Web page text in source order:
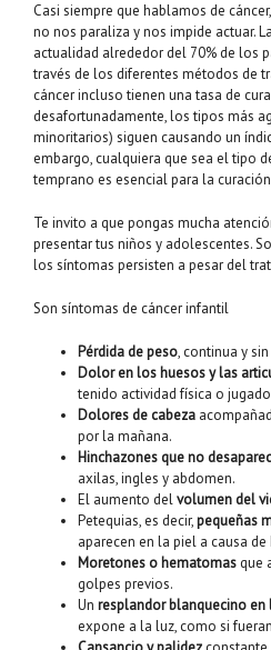
Casi siempre que hablamos de
no nos paraliza y nos impide actuar.
actualidad alrededor del 70% de los
través de los diferentes métodos de
cáncer incluso tienen una tasa de
desafortunadamente, los tipos más
minoritarios) siguen causando un
embargo, cualquiera que sea el tipo
temprano es esencial para la
Te invito a que pongas mucha
presentar tus niños y adolescentes.
los síntomas persisten a pesar del
Son síntomas de cáncer infantil
Pérdida de peso, continua y
Dolor en los huesos y las
tenido actividad física o
Dolores de cabeza
por la mañana.
Hinchazones que no
axilas, ingles y abdomen.
El aumento delvolumen del
Petequias, es decir,pequeñas
aparecen en la piel a causa
Moretones o hematomas que
golpes previos.
Un resplandor blanquecino
expone a la luz, como si